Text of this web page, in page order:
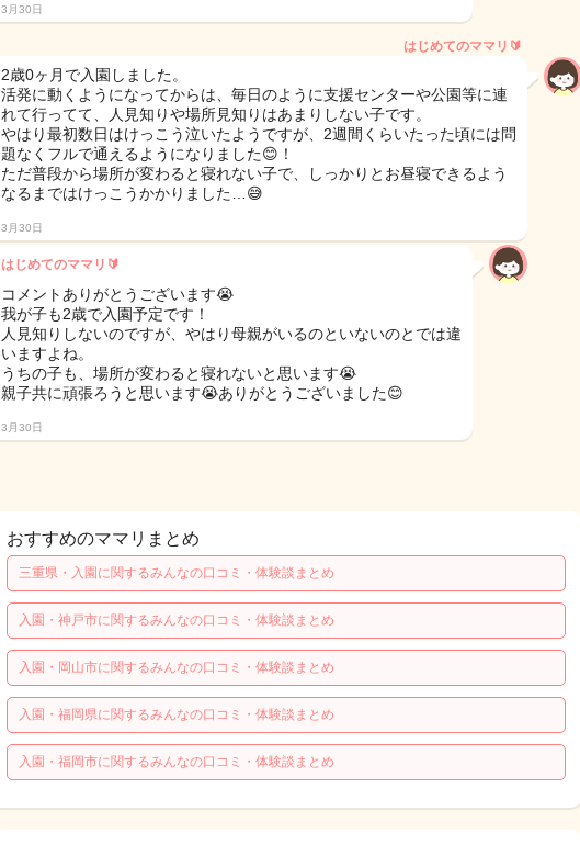
3月30日
はじめてのママリ🔰
2歳0ヶ月で入園しました。
活発に動くようになってからは、毎日のように支援センターや公園等に連
れて行ってて、人見知りや場所見知りはあまりしない子です。
やはり最初数日はけっこう泣いたようですが、2週間くらいたった頃には問
題なくフルで通えるようになりました😊！
ただ普段から場所が変わると寝れない子で、しっかりとお昼寝できるよう
なるまではけっこうかかりました…😅
3月30日
はじめてのママリ🔰
コメントありがとうございます😭
我が子も2歳で入園予定です！
人見知りしないのですが、やはり母親がいるのといないのとでは違
いますよね。
うちの子も、場所が変わると寝れないと思います😭
親子共に頑張ろうと思います😭ありがとうございました😊
3月30日
おすすめのママリまとめ
三重県・入園に関するみんなの口コミ・体験談まとめ
入園・神戸市に関するみんなの口コミ・体験談まとめ
入園・岡山市に関するみんなの口コミ・体験談まとめ
入園・福岡県に関するみんなの口コミ・体験談まとめ
入園・福岡市に関するみんなの口コミ・体験談まとめ